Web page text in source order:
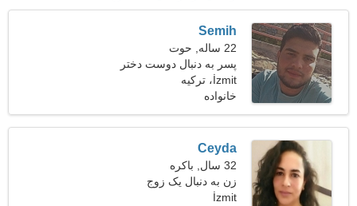
Semih
22 ساله, حوت
پسر به دنبال دوست دختر
است
İzmit، ترکیه
خانواده
Ceyda
32 سال, باکره
زن به دنبال یک زوج
İzmit